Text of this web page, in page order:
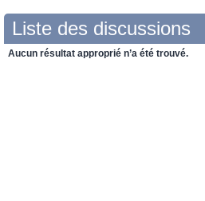
Liste des discussions
Aucun résultat approprié n’a été trouvé.